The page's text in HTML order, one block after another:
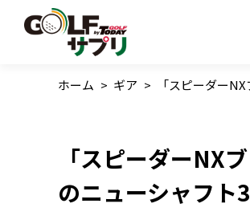
ホーム > ギア > 「スピーダー
「スピーダーNX
のニューシャフト